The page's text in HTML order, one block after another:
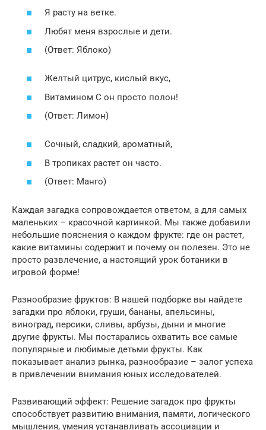
Я расту на ветке.
Любят меня взрослые и дети.
(Ответ: Яблоко)
Желтый цитрус, кислый вкус,
Витамином C он просто полон!
(Ответ: Лимон)
Сочный, сладкий, ароматный,
В тропиках растет он часто.
(Ответ: Манго)
Каждая загадка сопровождается ответом, а для самых
маленьких – красочной картинкой. Мы также добавили
небольшие пояснения о каждом фрукте: где он растет,
какие витамины содержит и почему он полезен. Это не
просто развлечение, а настоящий урок ботаники в
игровой форме!
Разнообразие фруктов: В нашей подборке вы найдете
загадки про яблоки, груши, бананы, апельсины,
виноград, персики, сливы, арбузы, дыни и многие
другие фрукты. Мы постарались охватить все самые
популярные и любимые детьми фрукты. Как
показывает анализ рынка, разнообразие – залог успеха
в привлечении внимания юных исследователей.
Развивающий эффект: Решение загадок про фрукты
способствует развитию внимания, памяти, логического
мышления, умения устанавливать ассоциации и